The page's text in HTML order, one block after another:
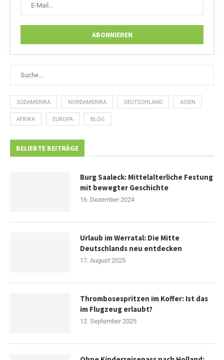
SÜDAMERIKA NORDAMERIKA DEUTSCHLAND ASIEN
AFRIKA EUROPA BLOG
BELIEBTE BEITRÄGE
Burg Saaleck: Mittelalterliche Festung
mit bewegter Geschichte
16. Dezember 2024
Urlaub im Werratal: Die Mitte
Deutschlands neu entdecken
17. August 2025
Thrombosespritzen im Koffer: Ist das
im Flugzeug erlaubt?
12. September 2025